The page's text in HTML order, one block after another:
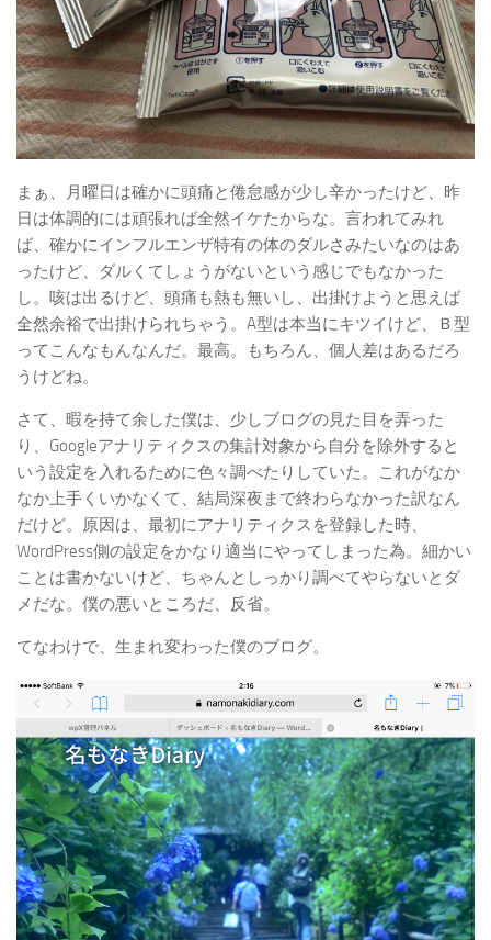
まぁ、月曜日は確かに頭痛と倦怠感が少し辛かったけど、昨
日は体調的には頑張れば全然イケたからな。言われてみれ
ば、確かにインフルエンザ特有の体のダルさみたいなのはあ
ったけど、ダルくてしょうがないという感じでもなかった
し。咳は出るけど、頭痛も熱も無いし、出掛けようと思えば
全然余裕で出掛けられちゃう。A型は本当にキツイけど、Ｂ型
ってこんなもんなんだ。最高。もちろん、個人差はあるだろ
うけどね。
さて、暇を持て余した僕は、少しブログの見た目を弄った
り、Googleアナリティクスの集計対象から自分を除外すると
いう設定を入れるために色々調べたりしていた。これがなか
なか上手くいかなくて、結局深夜まで終わらなかった訳なん
だけど。原因は、最初にアナリティクスを登録した時、
WordPress側の設定をかなり適当にやってしまった為。細かい
ことは書かないけど、ちゃんとしっかり調べてやらないとダ
メだな。僕の悪いところだ、反省。
てなわけで、生まれ変わった僕のブログ。